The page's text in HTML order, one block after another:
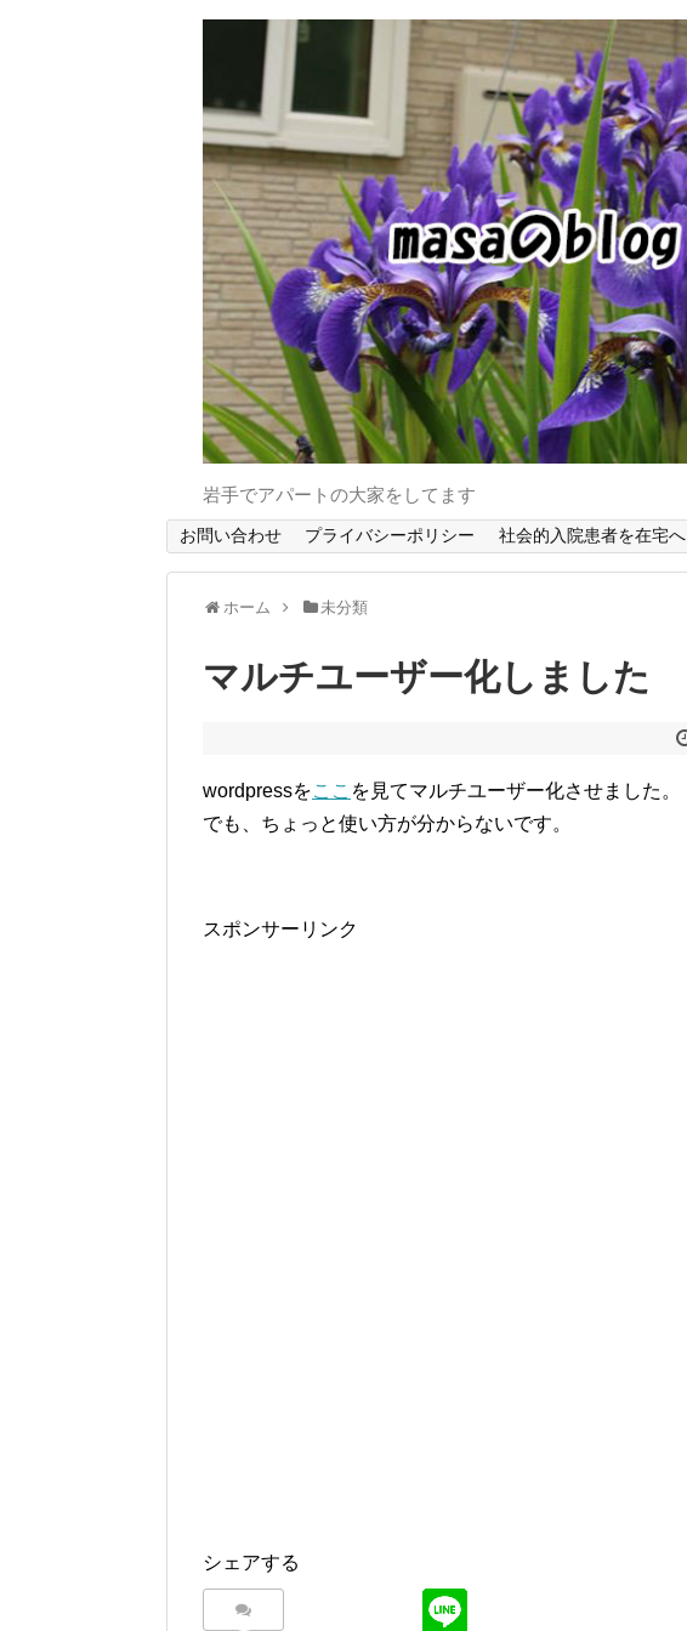
岩手でアパートの大家をしてます
お問い合わせ プライバシーポリシー 社会的入院患者を在宅へ
ホーム 未分類
マルチユーザー化しました
wordpressをここ を見てマルチユーザー化させました。
でも、ちょっと使い方が分からないです。
スポンサーリンク
シェアする